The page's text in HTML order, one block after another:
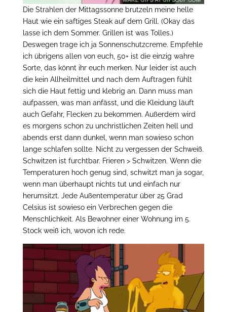
Die Strahlen der Mittagssonne brutzeln meine helle
Haut wie ein saftiges Steak auf dem Grill. (Okay das
lasse ich dem Sommer. Grillen ist was Tolles.)
Deswegen trage ich ja Sonnenschutzcreme. Empfehle
ich übrigens allen von euch, 50+ ist die einzig wahre
Sorte, das könnt ihr euch merken. Nur leider ist auch
die kein Allheilmittel und nach dem Auftragen fühlt
sich die Haut fettig und klebrig an. Dann muss man
aufpassen, was man anfässt, und die Kleidung läuft
auch Gefahr, Flecken zu bekommen. Außerdem wird
es morgens schon zu unchristlichen Zeiten hell und
abends erst dann dunkel, wenn man sowieso schon
lange schlafen sollte. Nicht zu vergessen der Schweiß.
Schwitzen ist furchtbar. Frieren > Schwitzen. Wenn die
Temperaturen hoch genug sind, schwitzt man ja sogar,
wenn man überhaupt nichts tut und einfach nur
herumsitzt. Jede Außentemperatur über 25 Grad
Celsius ist sowieso ein Verbrechen gegen die
Menschlichkeit. Als Bewohner einer Wohnung im 5.
Stock weiß ich, wovon ich rede.